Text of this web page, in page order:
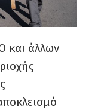
και άλλων